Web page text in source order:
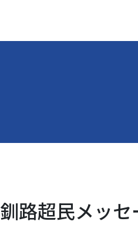
釧路超民メッセ